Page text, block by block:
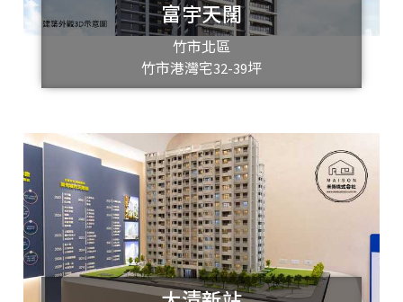
富宇天闊
竹市北區
竹市港灣宅32-39坪